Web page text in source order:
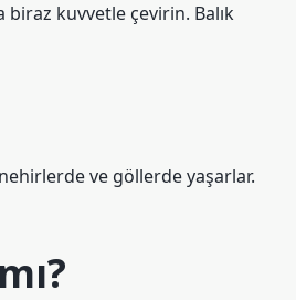
biraz kuvvetle çevirin. Balık
ve göllerde yaşarlar.